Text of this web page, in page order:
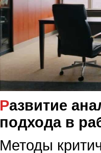
Развитие аналитического
подхода в
Методы